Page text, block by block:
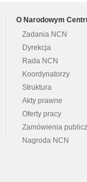
O Narodowym
Zadania NCN
Dyrekcja
Rada NCN
Koordynatorzy
Struktura
Akty prawne
Oferty pracy
Zamówienia
Nagroda NCN